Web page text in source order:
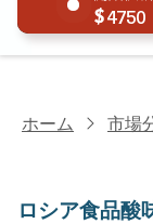
4750
ホーム 市場
ロシア食品酸